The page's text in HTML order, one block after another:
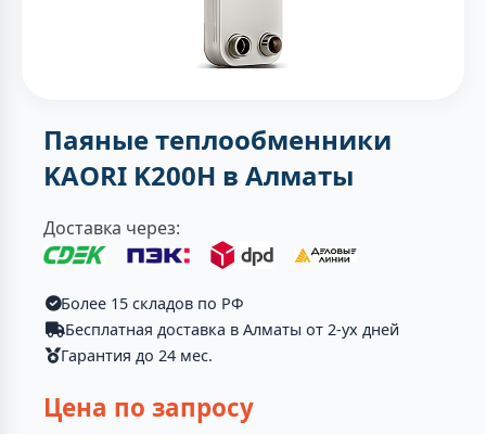
Паяные теплообменники
KAORI K200H в Алматы
Доставка через:
Более 15 складов по РФ
Бесплатная доставка в Алматы от 2-ух дней
Гарантия до 24 мес.
Цена по запросу